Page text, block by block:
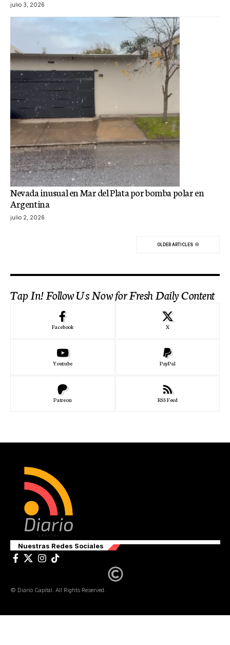
julio 3, 2026
Nevada inusual en Mar del Plata por bomba polar en
Argentina
julio 2, 2026
OLDER ARTICLES
Tap In! Follow Us Now for Fresh Daily Content
Facebook X
Youtube PayPal
Patreon RSS Feed
Nuestras Redes Sociales
© Diario Capital. All Rights Reserved.